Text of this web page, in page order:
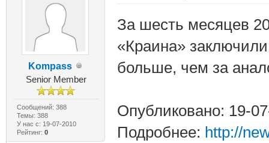
Kompass
Senior Member
Сообщений: 388
Темы: 388
У нас с: 19-07-2010
Рейтинг: 0
За шесть месяцев
«Краина»
больше, чем за
Опубликовано: 19-
Подробнее: http://